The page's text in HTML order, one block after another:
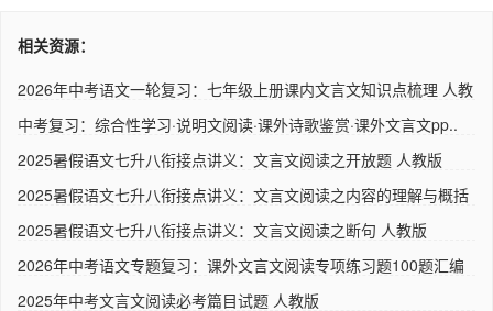
相关资源：
2026年中考语文一轮复习：七年级上册课内文言文知识点梳理 人教
中考复习：综合性学习·说明文阅读·课外诗歌鉴赏·课外文言文pp..
2025暑假语文七升八衔接点讲义：文言文阅读之开放题 人教版
2025暑假语文七升八衔接点讲义：文言文阅读之内容的理解与概括
2025暑假语文七升八衔接点讲义：文言文阅读之断句 人教版
2026年中考语文专题复习：课外文言文阅读专项练习题100题汇编
2025年中考文言文阅读必考篇目试题 人教版